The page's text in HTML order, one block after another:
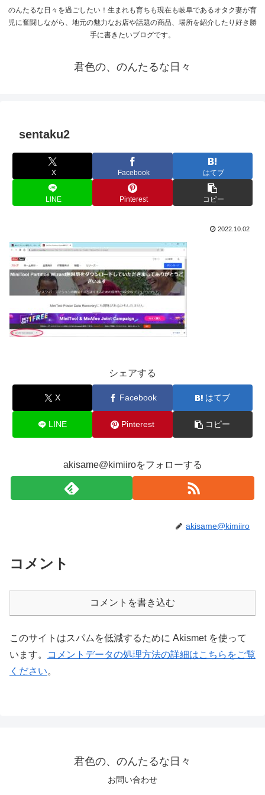
のんたるな日々を過ごしたい！生まれも育ちも現在も岐阜であるオタク妻が育
児に奮闘しながら、地元の魅力なお店や話題の商品、場所を紹介したり好き勝
手に書きたいブログです。
君色の、のんたるな日々
sentaku2
X Facebook はてブ
LINE Pinterest コピー
2022.10.02
シェアする
X Facebook はてブ
LINE Pinterest コピー
akisame@kimiiroをフォローする
akisame@kimiiro
コメント
コメントを書き込む
このサイトはスパムを低減するために Akismet を使って
います。
コメントデータの処理方法の詳細はこちらをご覧
ください。
君色の、のんたるな日々
お問い合わせ